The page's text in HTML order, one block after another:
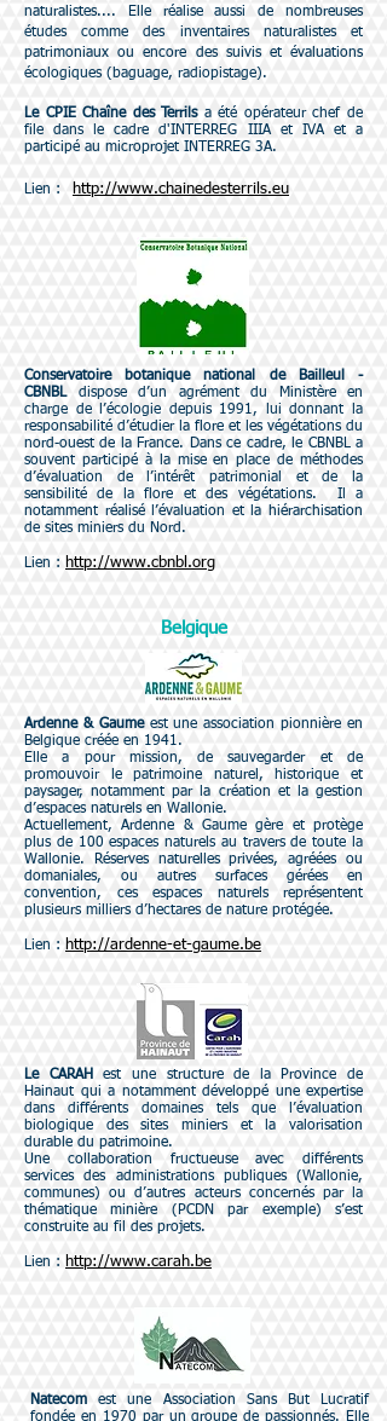
naturalistes.... Elle réalise aussi de nombreuses
études comme des inventaires naturalistes et
patrimoniaux ou encore des suivis et évaluations
écologiques (baguage, radiopistage).
Le CPIE Chaîne des Terrils a été opérateur chef de
file dans le cadre d'INTERREG IIIA et IVA et a
participé au microprojet INTERREG 3A.
Lien : http://www.chainedesterrils.eu
Conservatoire botanique national de Bailleul -
CBNBLdispose d’un agrément du Ministère en
charge de l’écologie depuis 1991, lui donnant la
responsabilité d’étudier la flore et les végétations du
nord-ouest de la France.
Dans ce cadre, le CBNBL a
souvent participé à la mise en placede méthodes
d’évaluation de l’intérêt patrimonial et de la
sensibilité de la flore et des végétations. Il a
notamment réalisé l’évaluation et la hiérarchisation
de sites miniers du Nord.
Lien : http://www.cbnbl.org
Belgique
Ardenne & Gaume est une association pionnière en
Belgique créée en 1941.
Elle a pour mission, de sauvegarderet de
promouvoir le patrimoine naturel, historique et
paysager, notamment par la création et la gestion
d’espaces naturels en Wallonie.
Actuellement, Ardenne & Gaume gère et protège
plus de 100 espaces naturels au travers de toute la
Wallonie. Réserves naturelles privées, agréées ou
domaniales, ou autres surfaces gérées en
convention, ces espaces naturels représentent
plusieurs milliers d’hectares de nature protégée.
Lien : http://ardenne-et-gaume.be
Le CARAH
est une structure de la Province de
Hainaut qui a notamment développé une expertise
dans différents domaines tels que l’évaluation
biologique des sites miniers et la valorisation
durable du patrimoine.
Une collaboration fructueuse avec différents
services des administrations publiques (Wallonie,
communes) ou d’autres acteurs concernés par la
thématique minière (PCDN par exemple) s’est
construite au fil des projets.
Lien : http://www.carah.be
Natecom est une Association Sans But Lucratif
fondée en 1970 par un groupe de passionnés. Elle